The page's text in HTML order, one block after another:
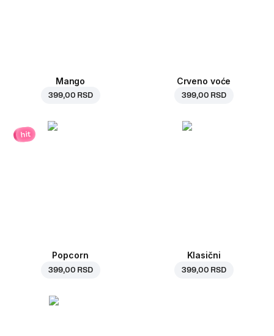
Mango
399,00 RSD
Crveno voće
399,00 RSD
hit
Popcorn
399,00 RSD
Klasični
399,00 RSD